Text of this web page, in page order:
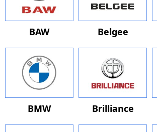
BAW Belgee
BMW Brilliance